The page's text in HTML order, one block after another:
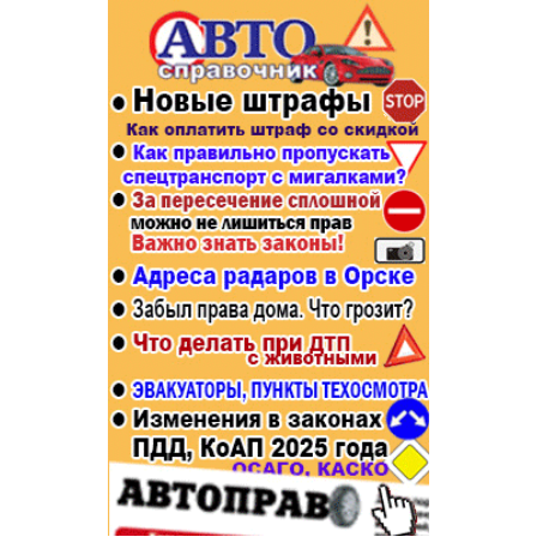
Афиша
Строительство и ремонт
Авто и мото
Рестораны, кафе, бары
Спорт Фитнес
Недвижимость
Красота Косметология
Телекоммуникации и связь
Торговля
Бизнес и финансы
Юристы, Экспертиза, Страхование
Ремонт
Социальные организации
Это интересно
Администрация
Популярное →
Строительство и ремонт